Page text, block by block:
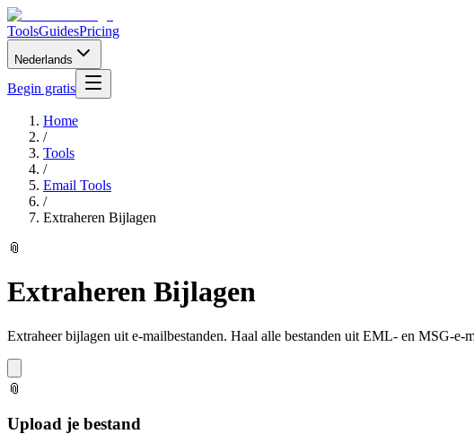
ToolsGuidesPricing
Nederlands
Begin gratis
Home
/
Tools
/
Email Tools
/
Extraheren Bijlagen
📎
Extraheren Bijlagen
Extraheer bijlagen uit e-mailbestanden. Haal alle bestanden uit EML- en MSG-e-
📎
Upload je bestand